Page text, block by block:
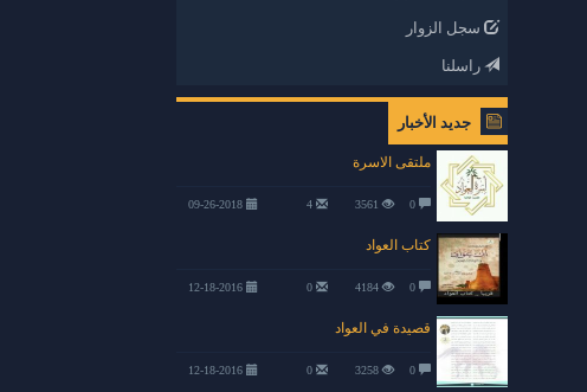
سجل الزوار
راسلنا
جديد الأخبار
ملتقى الاسرة
09-26-2018 0
3561
4
كتاب العواد
12-18-2016 0
4184
0
قصيدة في العواد
12-18-2016 0
3258
0